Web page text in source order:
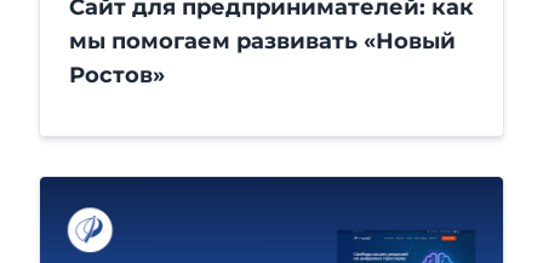
Сайт для предпринимателей: как
мы помогаем развивать «Новый
Ростов»